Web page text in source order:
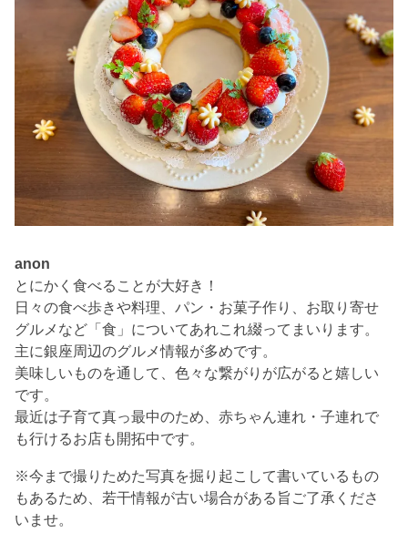
anon
とにかく食べることが大好き！
日々の食べ歩きや料理、パン・お菓子作り、お取り寄せ
グルメなど「食」についてあれこれ綴ってまいります。
主に銀座周辺のグルメ情報が多めです。
美味しいものを通して、色々な繋がりが広がると嬉しい
です。
最近は子育て真っ最中のため、赤ちゃん連れ・子連れで
も行けるお店も開拓中です。
※今まで撮りためた写真を掘り起こして書いているもの
もあるため、若干情報が古い場合がある旨ご了承くださ
いませ。